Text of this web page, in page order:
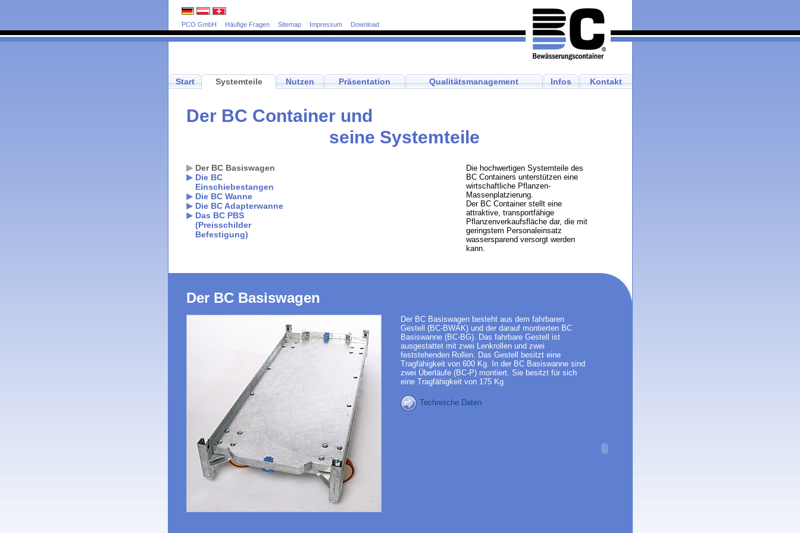
PCO GmbH Häufige Fragen Sitemap Impressum Download
Start Systemteile Nutzen Präsentation Qualitätsmanagement Infos Kontakt
Der BC Container und
seine Systemteile
Der BC Basiswagen
Die BC
Einschiebestangen
Die BC Wanne
Die BC Adapterwanne
Das BC PBS
(Preisschilder
Befestigung)
Die hochwertigen Systemteile des
BC Containers unterstützen eine
wirtschaftliche Pflanzen-
Massenplatzierung.
Der BC Container stellt eine
attraktive, transportfähige
Pflanzenverkaufsfläche dar, die mit
geringstem Personaleinsatz
wassersparend versorgt werden
kann.
Der BC Basiswagen
Der BC Basiswagen besteht aus dem fahrbaren
Gestell (BC-BWAK) und der darauf montierten BC
Basiswanne (BC-BG). Das fahrbare Gestell ist
ausgestattet mit zwei Lenkrollen und zwei
feststehenden Rollen. Das Gestell besitzt eine
Tragfähigkeit von 600 Kg. In der BC Basiswanne sind
zwei Überläufe (BC-P) montiert. Sie besitzt für sich
eine Tragfähigkeit von 175 Kg.
Technische Daten